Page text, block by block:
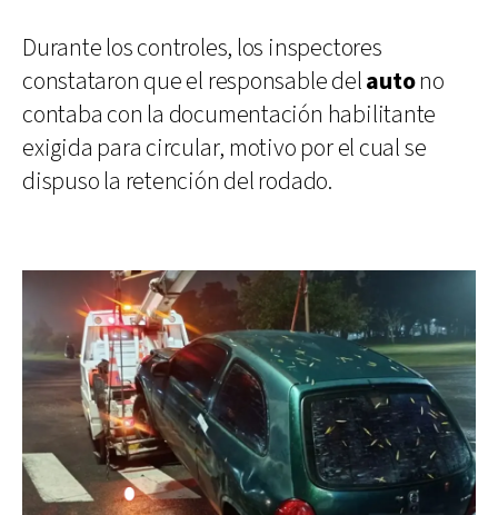
Durante los controles, los inspectores
constataron que el responsable delautono
contaba con la documentación habilitante
exigida para circular, motivo por el cual se
dispuso la retención del rodado.